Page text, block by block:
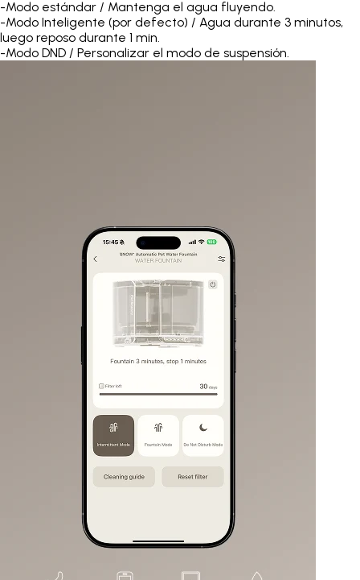
-Modo estándar / Mantenga el agua fluyendo.
-Modo Inteligente (por defecto) / Agua durante 3 minutos,
luego reposo durante 1 min.
-Modo DND / Personalizar el modo de suspensión.